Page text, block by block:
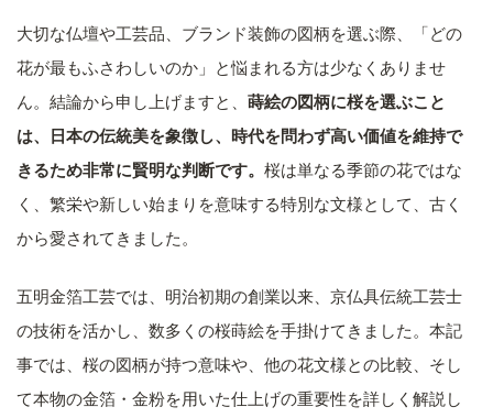
大切な仏壇や工芸品、ブランド装飾の図柄を選ぶ際、「どの
花が最もふさわしいのか」と悩まれる方は少なくありませ
ん。結論から申し上げますと、 蒔絵の図柄に桜を選ぶこと
は、日本の伝統美を象徴し、時代を問わず高い価値を維持で
きるため非常に賢明な判断です。 桜は単なる季節の花ではな
く、繁栄や新しい始まりを意味する特別な文様として、古く
から愛されてきました。
五明金箔工芸では、明治初期の創業以来、京仏具伝統工芸士
の技術を活かし、数多くの桜蒔絵を手掛けてきました。本記
事では、桜の図柄が持つ意味や、他の花文様との比較、そし
て本物の金箔・金粉を用いた仕上げの重要性を詳しく解説し